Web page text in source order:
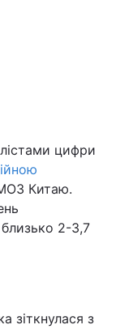
цифри
Китаю.
близько 2-3,7
зіткнулася з